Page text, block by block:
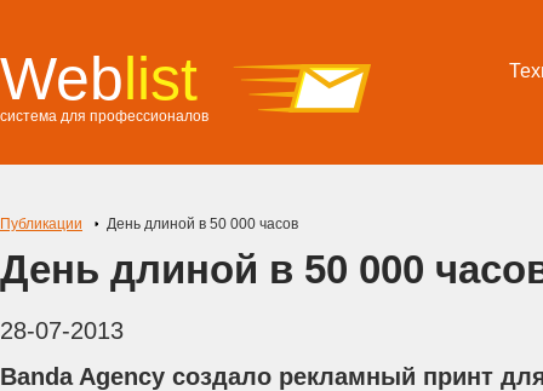
Weblist
система для профессионалов
Публикации День длиной в 50 000 часов
День длиной в 50 000
28-07-2013
Banda Agency создало рекламный принт